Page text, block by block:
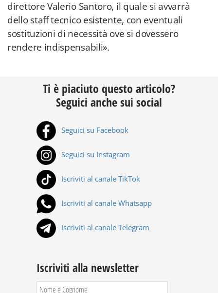
direttore Valerio Santoro, il quale si avvarrà
dello staff tecnico esistente, con eventuali
sostituzioni di necessità ove si dovessero
rendere indispensabili».
Ti è piaciuto questo articolo?
Seguici anche sui social
Seguici su Facebook
Seguici su Instagram
Iscriviti al canale TikTok
Iscriviti al canale Whatsapp
Iscriviti al canale Telegram
Iscriviti alla newsletter